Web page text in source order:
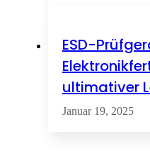
ESD-
ultimativer
Januar 19, 2025